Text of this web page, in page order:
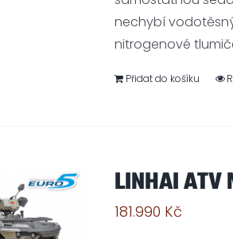
nechybí
nitrogenové
Přidat do košíku
LINHAI ATV
181.990 Kč